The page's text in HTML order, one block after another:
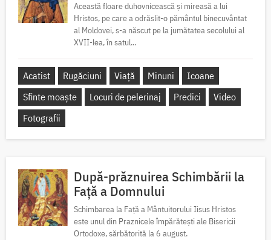
Această floare duhovnicească și mireasă a lui
Hristos, pe care a odrăslit-o pământul binecuvântat
al Moldovei, s-a născut pe la jumătatea secolului al
XVII-lea, în satul...
Acatist Rugăciuni Viață Minuni
Icoane
Sfinte moaște
Locuri de pelerinaj Predici
Video
Fotografii
După-prăznuirea Schimbării la
Față a Domnului
Schimbarea la Față a Mântuitorului Iisus Hristos
este unul din Praznicele împărătești ale Bisericii
Ortodoxe, sărbătorită la 6 august.